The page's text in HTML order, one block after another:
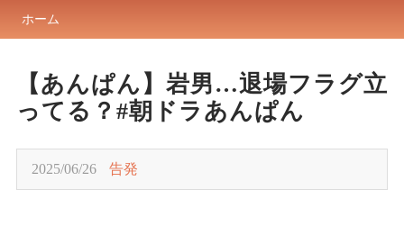
ホーム
【あんぱん】岩男…退場フラグ立
ってる？#朝ドラあんぱん
2025/06/26 告発